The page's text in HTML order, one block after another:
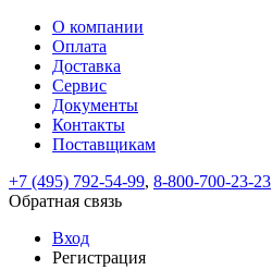
ВходРегистрация
test@example.com
отправлена
по
ней
завершения
регистрации.
Восстановление
пароля
Заполните
форму.
Мы
отправим
ссылку
На
вашу
почту
test@test.ru
ссылка.
Введите
новый
пароль
Пароль
успешно
восстановлен
Обратная
связь
сообщение
успешно
отправлено.
О компании
Оплата
Доставка
Сервис
Документы
Контакты
Поставщикам
+7 (495) 792-54-99, 8-800-700-23-23
Обратная связь
Вход
Регистрация